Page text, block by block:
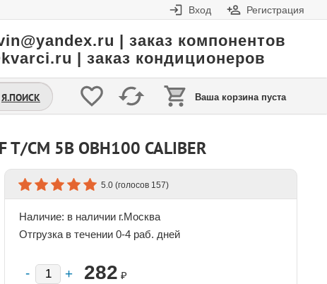
Вход Регистрация
| заказ компонентов
| заказ кондиционеров
Ваша корзина пуста
Я.ПОИСК
CM 5В OBH100 CALIBER
5.0 (голосов 157)
Наличие: в наличии г.Москва
Отгрузка в течении 0-4 раб. дней
282 ₽